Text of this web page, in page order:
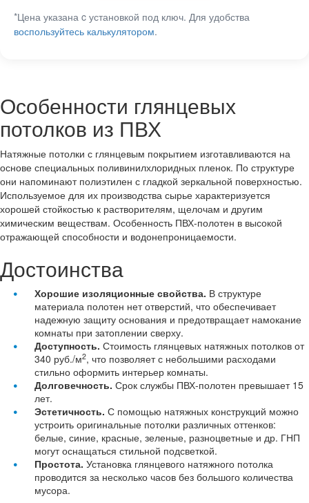
*Цена указана c установкой под ключ. Для удобства
воспользуйтесь калькулятором.
Особенности глянцевых
потолков из ПВХ
Натяжные потолки с глянцевым покрытием изготавливаются на
основе специальных поливинилхлоридных пленок. По структуре
они напоминают полиэтилен с гладкой зеркальной поверхностью.
Используемое для их производства сырье характеризуется
хорошей стойкостью к растворителям, щелочам и другим
химическим веществам. Особенность ПВХ-полотен в высокой
отражающей способности и водонепроницаемости.
Достоинства
Хорошие изоляционные свойства. В структуре
материала полотен нет отверстий, что обеспечивает
надежную защиту основания и предотвращает намокание
комнаты при затоплении сверху.
Доступность. Стоимость глянцевых натяжных потолков от
340 руб./м2, что позволяет с небольшими расходами
стильно оформить интерьер комнаты.
Долговечность. Срок службы ПВХ-полотен превышает 15
лет.
Эстетичность. С помощью натяжных конструкций можно
устроить оригинальные потолки различных оттенков:
белые, синие, красные, зеленые, разноцветные и др. ГНП
могут оснащаться стильной подсветкой.
Простота. Установка глянцевого натяжного потолка
проводится за несколько часов без большого количества
мусора.